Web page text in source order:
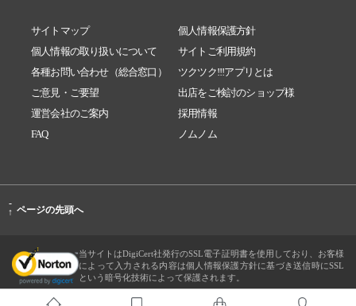
サイトマップ
個人情報保護方針
個人情報の取り扱いについて
サイトご利用規約
各種お問い合わせ（総合窓口）
ツクツク!!!アプリとは
ご意見・ご要望
出店をご検討のショップ様
運営会社のご案内
採用情報
FAQ
ノムノム
-
↑ ページの先頭へ
当サイトはDigiCert社発行のSSL電子証明書を使用しており、お客様
によって入力される内容は個人情報保護方針に基づき送信時にSSL
という暗号化技術によって保護されます。